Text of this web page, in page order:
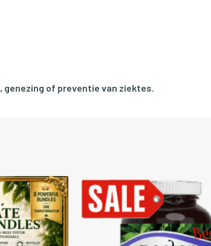
genezing of preventie van ziektes.